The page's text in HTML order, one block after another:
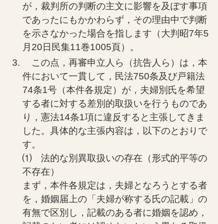
が，裁判所の判断の主文に影響を及ぼす事項
であったにもかかわらず，その理由中で判断
を示さなかった場合を指します（大判昭7年5
月20日民集11巻1005頁）。
この点，再審申立人ら（抗告人ら）は，本
件において一貫して，民法750条及び戸籍法
74条1号（本件各規定）が，夫婦別氏を希望
する者に対する差別的取扱いを行うものであ
り，憲法14条1項に違反すると主張してきま
した。具体的な主張内容は，以下のとおりで
す。
⑴ 法的な別異取扱いの存在（形式的平等の
不存在）
まず，本件各規定は，夫婦となろうとする者
を，婚姻届上の「夫婦が称する氏の記載」の
有無で区別し，記載のある者に婚姻を認め，